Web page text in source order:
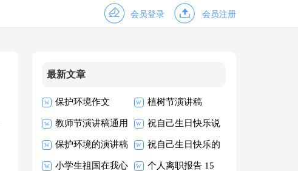
会员登录 会员注册
最新文章
保护环境作文 植树节演讲稿
教师节演讲稿通用
15篇
祝自己生日快乐说
说
保护环境的演讲稿 祝自己生日快乐的
说说
小学生祖国在我心 个人离职报告 15